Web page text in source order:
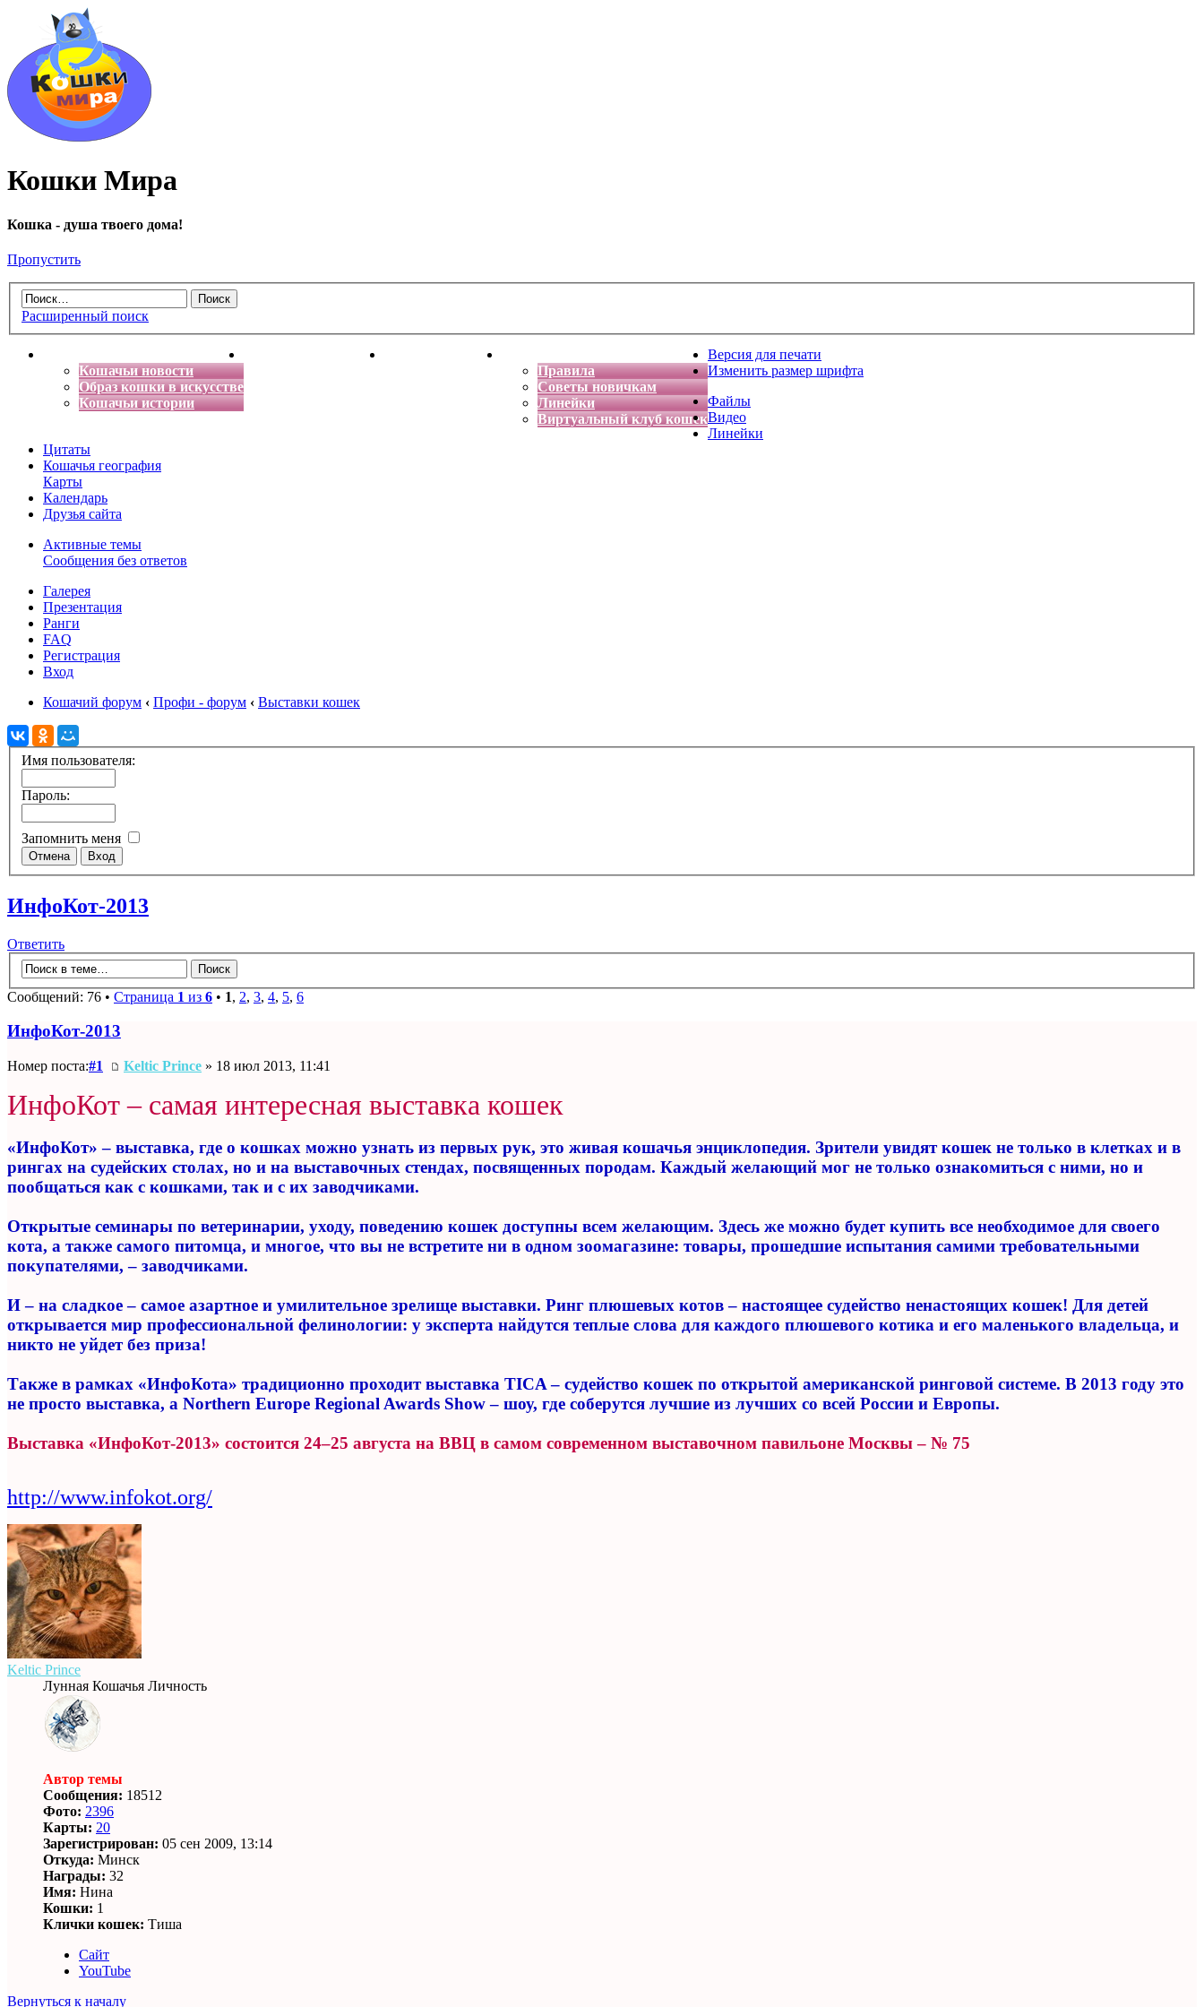
Кошки Мира
Кошка - душа твоего дома!
Пропустить
Расширенный поиск
Кошачьи новости
Образ кошки в искусстве
Кошачьи истории
Энциклопедия кошек Детская фантазия
Правила
Советы новичкам
Линейки
Виртуальный клуб кошек
Версия для печати
Изменить размер шрифта
Файлы
Видео
Линейки
Цитаты
Кошачья география
Карты
Календарь
Друзья сайта
Активные темы
Сообщения без ответов
Галерея
Презентация
Ранги
FAQ
Регистрация
Вход
Кошачий форум ‹ Профи - форум ‹ Выставки кошек
Имя пользователя:
Пароль:
Запомнить меня
ИнфоКот-2013
Ответить
Сообщений: 76 • Страница 1 из 6 • 1, 2, 3, 4, 5, 6
ИнфоКот-2013
Номер поста:#1 Keltic Prince » 18 июл 2013, 11:41
ИнфоКот – самая интересная выставка кошек
«ИнфоКот» – выставка, где о кошках можно узнать из первых рук, это живая кошачья энциклопедия. Зрители увидят кошек не только в клетках и в
рингах на судейских столах, но и на выставочных стендах, посвященных породам. Каждый желающий мог не только ознакомиться с ними, но и
пообщаться как с кошками, так и с их заводчиками.
Открытые семинары по ветеринарии, уходу, поведению кошек доступны всем желающим. Здесь же можно будет купить все необходимое для своего
кота, а также самого питомца, и многое, что вы не встретите ни в одном зоомагазине: товары, прошедшие испытания самими требовательными
покупателями, – заводчиками.
И – на сладкое – самое азартное и умилительное зрелище выставки. Ринг плюшевых котов – настоящее судейство ненастоящих кошек! Для детей
открывается мир профессиональной фелинологии: у эксперта найдутся теплые слова для каждого плюшевого котика и его маленького владельца, и
никто не уйдет без приза!
Также в рамках «ИнфоКота» традиционно проходит выставка TICA – судейство кошек по открытой американской ринговой системе. В 2013 году это
не просто выставка, а Northern Europe Regional Awards Show – шоу, где соберутся лучшие из лучших со всей России и Европы.
Выставка «ИнфоКот-2013» состоится 24–25 августа на ВВЦ в самом современном выставочном павильоне Москвы – № 75
http://www.infokot.org/
Keltic Prince
Лунная Кошачья Личность
Автор темы
Сообщения: 18512
Фото: 2396
Карты: 20
Зарегистрирован: 05 сен 2009, 13:14
Откуда: Минск
Награды: 32
Имя: Нина
Кошки: 1
Клички кошек: Тиша
Сайт
YouTube
Вернуться к началу